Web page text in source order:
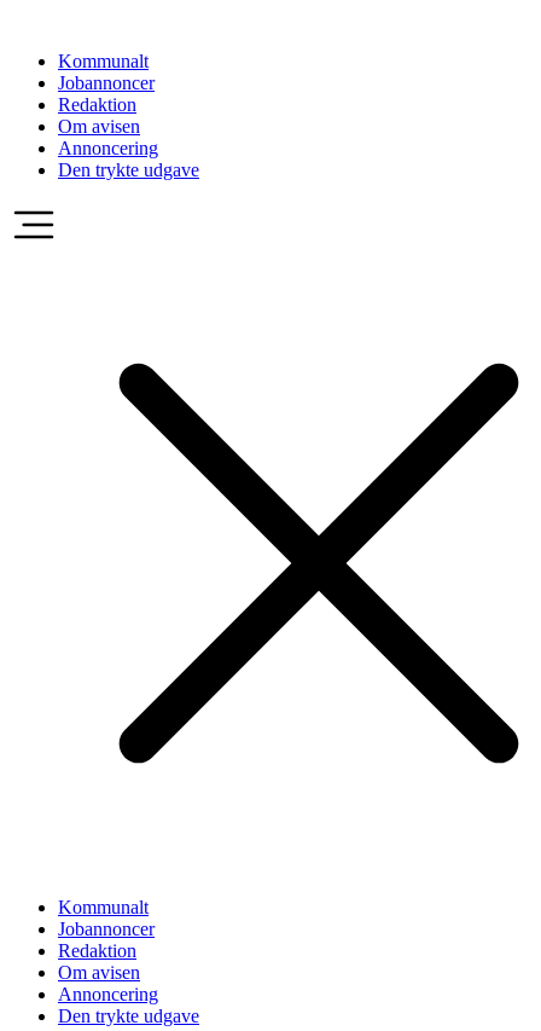
indholdKommunalt
Jobannoncer
Redaktion
Om avisen
Annoncering
Den trykte udgave
Kommunalt
Jobannoncer
Redaktion
Om avisen
Annoncering
Den trykte udgave